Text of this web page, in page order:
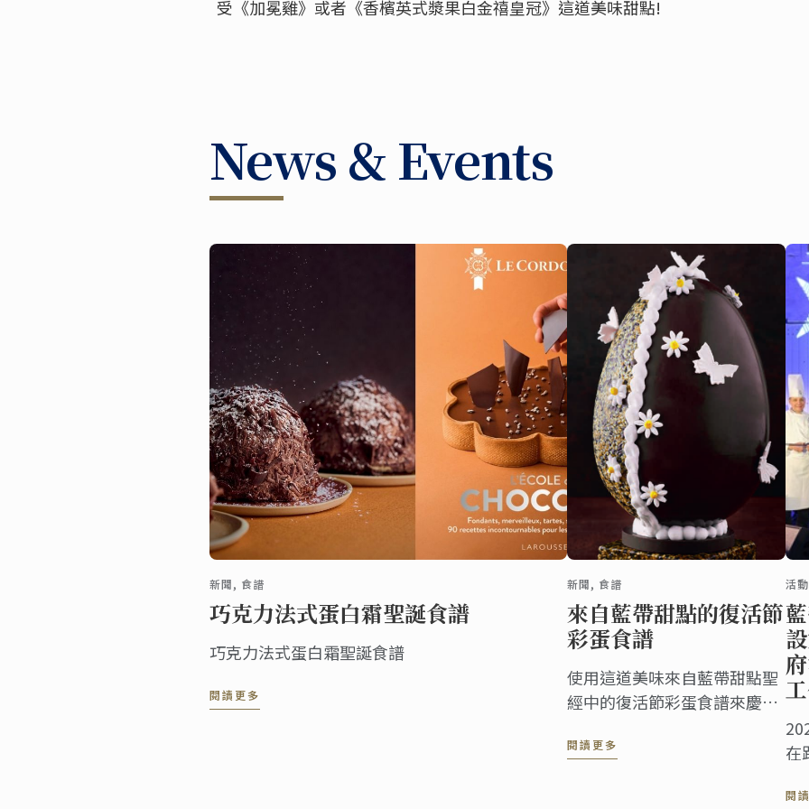
受《加冕雞》或者《香檳英式漿果白金禧皇冠》這道美味甜點!
News & Events
新聞, 食譜
巧克力法式蛋白霜聖誕食譜
巧克力法式蛋白霜聖誕食譜
閱讀更多
新聞, 食譜
來自藍帶甜點的復活節
彩蛋食譜
使用這道美味來自藍帶甜點聖
經中的復活節彩蛋食譜來慶祝
閱讀更多
活
在
閱